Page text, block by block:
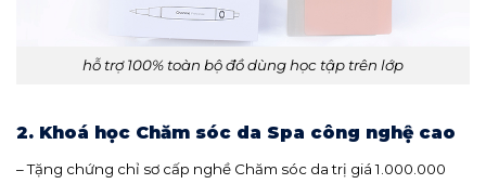
hỗ trợ 100% toàn bộ đồ dùng học tập trên lớp
2. Khoá học Chăm sóc da Spa công nghệ cao
– Tặng chứng chỉ sơ cấp nghề Chăm sóc da trị giá 1.000.000